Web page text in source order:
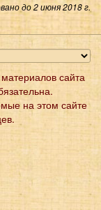
до 2 июня 2018 г.
сайта
на этом сайте